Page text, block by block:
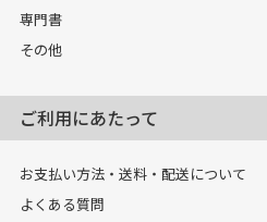
専門書
その他
ご利用にあたって
お支払い方法・送料・配送について
よくある質問